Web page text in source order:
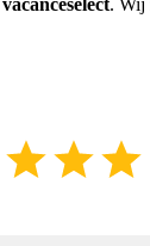
vacanceselect. Wij